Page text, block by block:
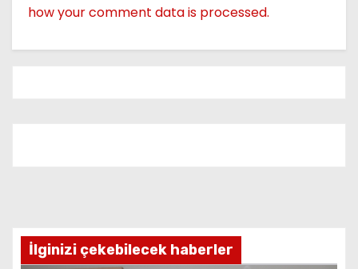
how your comment data is processed.
İlginizi çekebilecek haberler